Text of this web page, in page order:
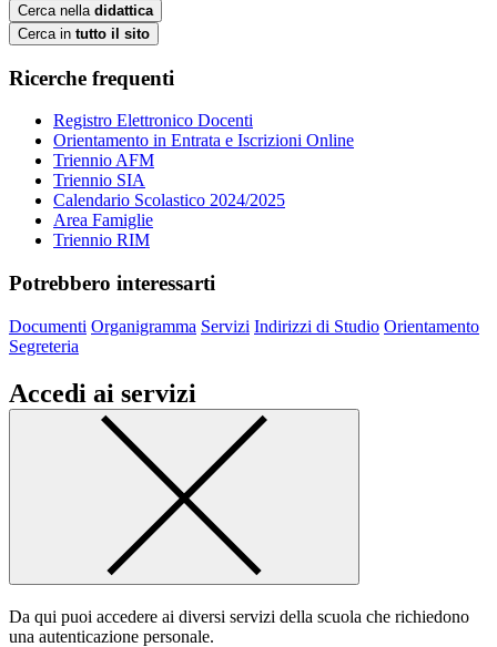
Cerca nella didattica
Cerca in tutto il sito
Ricerche frequenti
Registro Elettronico Docenti
Orientamento in Entrata e Iscrizioni Online
Triennio AFM
Triennio SIA
Calendario Scolastico 2024/2025
Area Famiglie
Triennio RIM
Potrebbero interessarti
Documenti Organigramma Servizi Indirizzi di Studio Orientamento
Segreteria
Accedi ai servizi
Da qui puoi accedere ai diversi servizi della scuola che richiedono
una autenticazione personale.